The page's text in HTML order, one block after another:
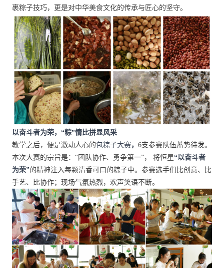
裹粽子技巧，更是对中华美食文化的传承与匠心的坚守。
以奋斗者为荣，“粽”情比拼显风采
教学之后，便是激动人心的包粽子大赛， 6支参赛队伍蓄势待发。
本次大赛的宗旨是：“团队协作、勇争第一”， 将恒星“以奋斗者
为荣”的精神注入每颗清香可口的粽子中。参赛选手们比创意、比
手艺、比协作；现场气氛热烈，欢声笑语不断。